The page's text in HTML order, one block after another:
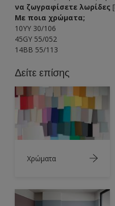
να ζωγραφίσετε λωρίδες
Με ποια χρώματα;
10YY 30/106
45GY 55/052
14BB 55/113
Δείτε επίσης
Χρώματα